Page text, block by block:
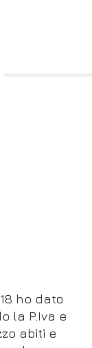
ho dato
la P.Iva e
abiti e